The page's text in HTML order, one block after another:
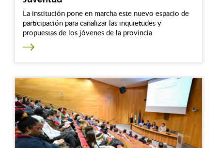
La institución pone en marcha este nuevo espacio de
participación para canalizar las inquietudes y
propuestas de los jóvenes de la provincia